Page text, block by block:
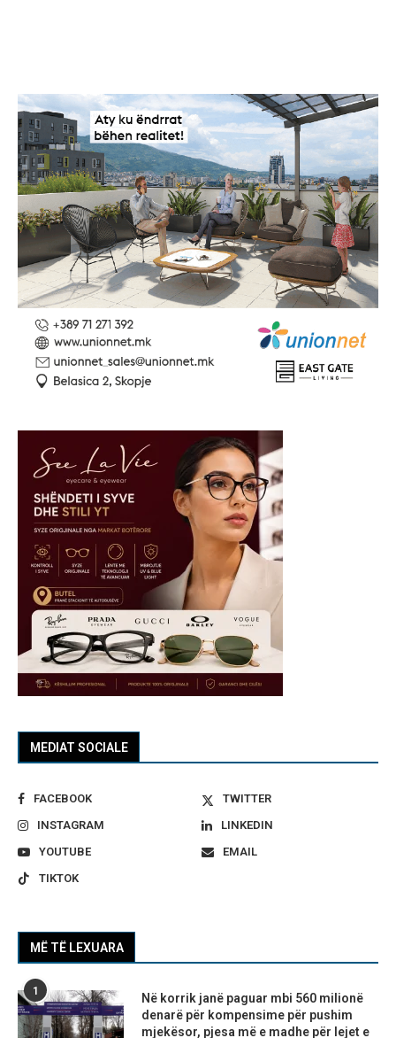
MEDIAT SOCIALE
FACEBOOK
TWITTER
INSTAGRAM
LINKEDIN
YOUTUBE
EMAIL
TIKTOK
MË TË LEXUARA
1
Në korrik janë paguar mbi 560 milionë
denarë për kompensime për pushim
mjekësor, pjesa më e madhe për lejet e